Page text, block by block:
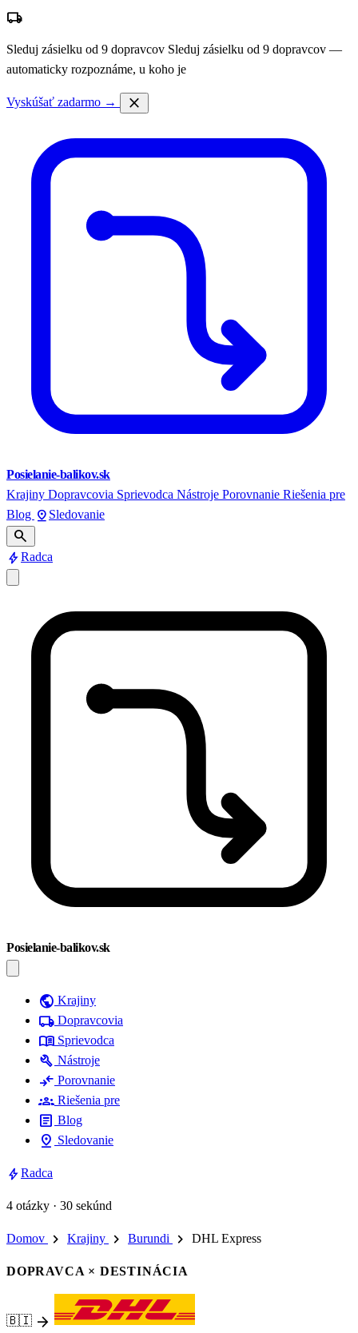
local_shipping
Sleduj zásielku od 9 dopravcov Sleduj zásielku od 9 dopravcov —
automaticky rozpoznáme, u koho je
Vyskúšať zadarmo → close
Posielanie-balikov.sk
Krajiny Dopravcovia Sprievodca Nástroje Porovnanie Riešenia pre
Blog pin_drop Sledovanie
search
boltRadca
Posielanie-balikov.sk
public Krajiny
local_shipping Dopravcovia
menu_book Sprievodca
build Nástroje
compare_arrows Porovnanie
groups Riešenia pre
article Blog
pin_drop Sledovanie
boltRadca
4 otázky · 30 sekúnd
Domov chevron_right Krajiny chevron_right Burundi chevron_right DHL Express
DOPRAVCA × DESTINÁCIA
🇧🇮 arrow_forward